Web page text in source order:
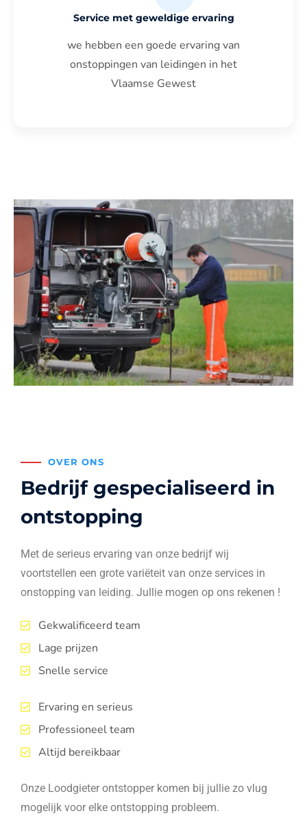
Service met geweldige ervaring
we hebben een goede ervaring van
onstoppingen van leidingen in het
Vlaamse Gewest
OVER ONS
Bedrijf gespecialiseerd in
ontstopping
Met de serieus ervaring van onze bedrijf wij
voortstellen een grote variëteit van onze services in
onstopping van leiding. Jullie mogen op ons rekenen !
Gekwalificeerd team
Lage prijzen
Snelle service
Ervaring en serieus
Professioneel team
Altijd bereikbaar
Onze Loodgieter ontstopper komen bij jullie zo vlug
mogelijk voor elke ontstopping probleem.